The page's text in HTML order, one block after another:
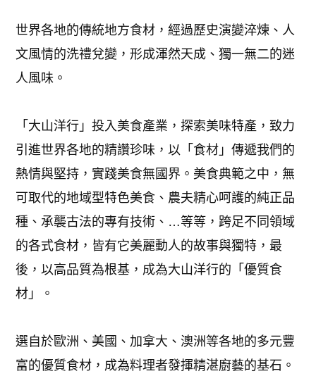
世界各地的傳統地方食材，經過歷史演變淬煉、人
文風情的洗禮兌變，形成渾然天成、獨一無二的迷
人風味。
「大山洋行」投入美食產業，探索美味特產，致力
引進世界各地的精讚珍味，以「食材」傳遞我們的
熱情與堅持，實踐美食無國界。美食典範之中，無
可取代的地域型特色美食、農夫精心呵護的純正品
種、承襲古法的專有技術、…等等，跨足不同領域
的各式食材，皆有它美麗動人的故事與獨特，最
後，以高品質為根基，成為大山洋行的「優質食
材」。
選自於歐洲、美國、加拿大、澳洲等各地的多元豐
富的優質食材，成為料理者發揮精湛廚藝的基石。